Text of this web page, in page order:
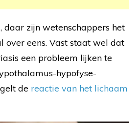
daar zijn wetenschappers het
over eens. Vast staat wel dat
een probleem lijken te
hypofyse-
de reactie van het lichaam